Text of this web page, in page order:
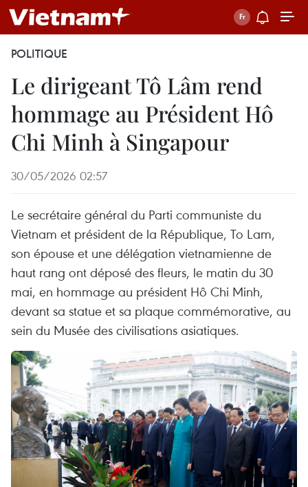
POLITIQUE
Le dirigeant Tô Lâm rend
hommage au Président Hô
Chi Minh à Singapour
30/05/2026 02:57
Le secrétaire général du Parti communiste du
Vietnam et président de la République, To Lam,
son épouse et une délégation vietnamienne de
haut rang ont déposé des fleurs, le matin du 30
mai, en hommage au président Hô Chi Minh,
devant sa statue et sa plaque commémorative, au
sein du Musée des civilisations asiatiques.